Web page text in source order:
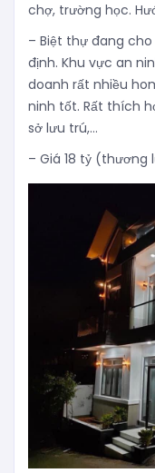
chợ, trường học.
– Biệt thự đang
định. Khu vực an
doanh rất nhiều
ninh tốt. Rất thích
sở lưu trú,…
– Giá 18 tỷ